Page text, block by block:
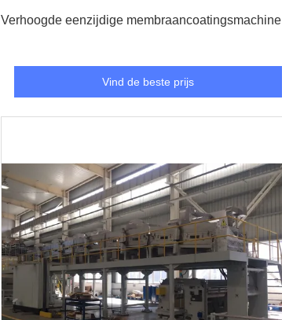
Verhoogde eenzijdige membraancoatingsmachine
Vind de beste prijs